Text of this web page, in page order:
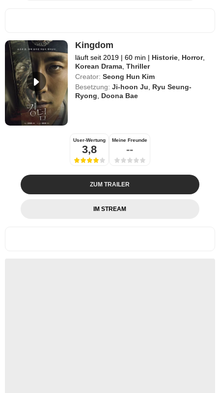
Kingdom
läuft seit 2019 | 60 min | Historie, Horror,
Korean Drama,Thriller
Creator: Seong Hun Kim
Besetzung: Ji-hoon Ju, Ryu Seung-
Ryong, Doona Bae
User-Wertung
3,8
Meine Freunde
--
ZUM TRAILER
IM STREAM